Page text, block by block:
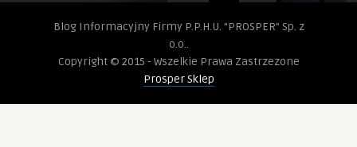
Blog Informacyjny Firmy P.P.H.U. "PROSPER" Sp. z
o.o..
Copyright © 2015 - Wszelkie Prawa Zastrzezone
Prosper Sklep